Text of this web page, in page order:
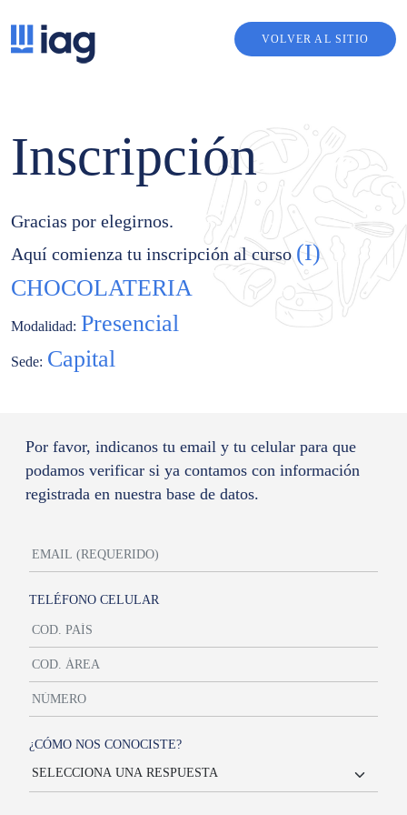
VOLVER AL SITIO
Inscripción
Gracias por elegirnos.
Aquí comienza tu inscripción al curso(I)
CHOCOLATERIA
Modalidad: Presencial
Sede: Capital
Por favor, indicanos tu email y tu celular para que
podamos verificar si ya contamos con información
registrada en nuestra base de datos.
TELÉFONO CELULAR
¿CÓMO NOS CONOCISTE?